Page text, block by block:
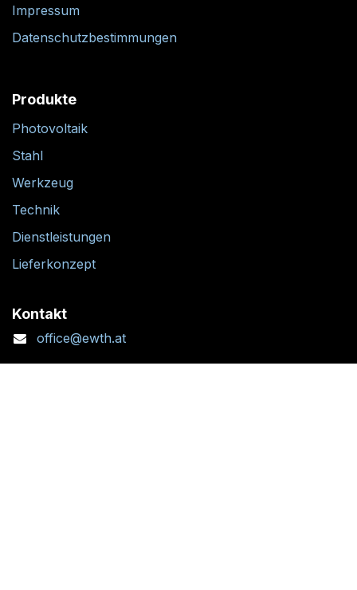
Impressum
Datenschutzbestimmungen
Produkte
Photovoltaik
Stahl
Werkzeug
Technik
Dienstleistungen
Lieferkonzept
Kontakt
office@ewth.at